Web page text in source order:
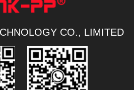
CO., LIMITED